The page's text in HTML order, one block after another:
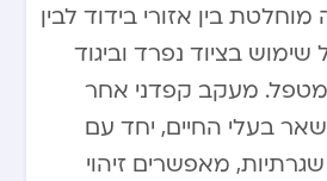
בין אזורי בידוד לבין
בציוד נפרד וביגוד
המטפל. מעקב קפדני אחר
בעלי החיים, יחד עם
שגרתיות, מאפשרים זיהוי